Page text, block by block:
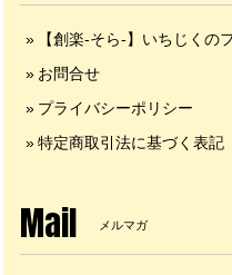
【創楽-そら-】いちじくの
お問合せ
プライバシーポリシー
特定商取引法に基づく表記
Mail メルマガ